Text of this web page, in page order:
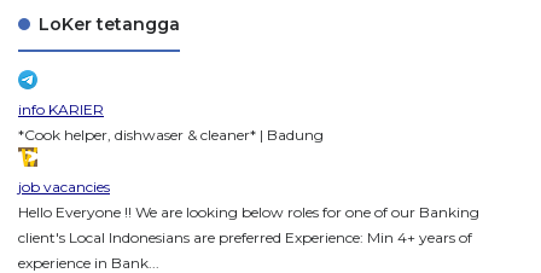
LoKer tetangga
info KARIER
*Cook helper, dishwaser & cleaner* | Badung
job vacancies
Hello Everyone !! We are looking below roles for one of our Banking
client's Local Indonesians are preferred Experience: Min 4+ years of
experience in Bank...